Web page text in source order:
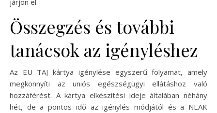
járjon el.
Összegzés és további
tanácsok az igényléshez
Az EU TAJ kártya igénylése egyszerű folyamat, amely
megkönnyíti az uniós egészségügyi ellátáshoz való
hozzáférést. A kártya elkészítési ideje általában néhány
hét, de a pontos idő az igénylés módjától és a NEAK